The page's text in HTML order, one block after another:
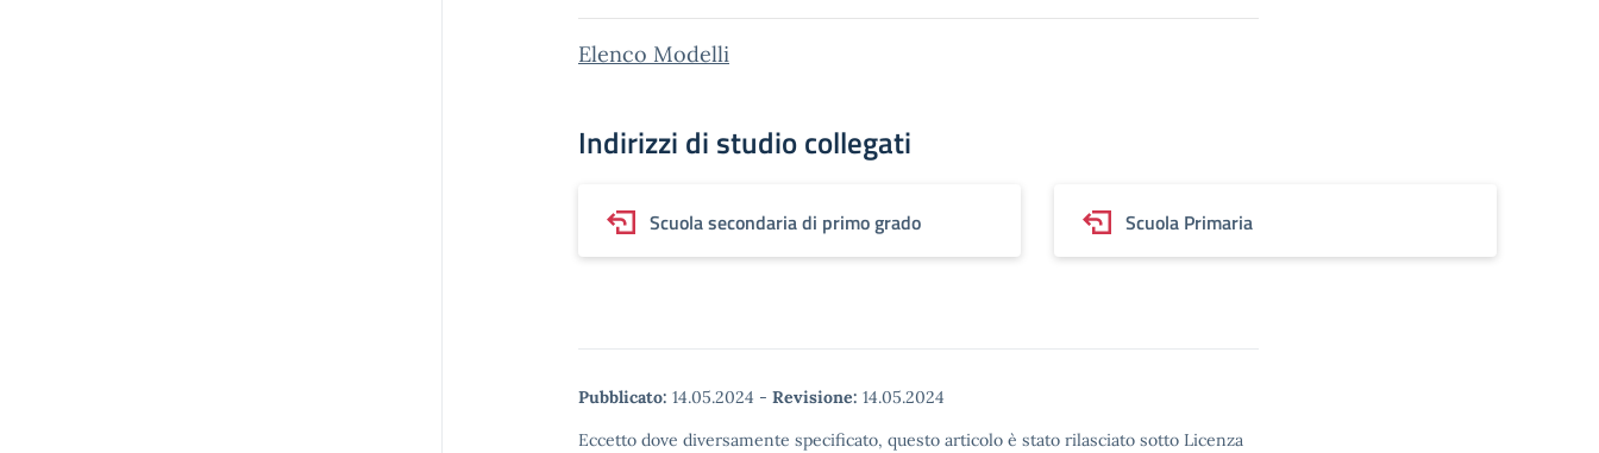
Elenco Modelli
Indirizzi di studio collegati
Scuola secondaria di primo grado Scuola Primaria
Pubblicato: 14.05.2024 - Revisione: 14.05.2024
Eccetto dove diversamente specificato, questo articolo è stato rilasciato sotto Licenza